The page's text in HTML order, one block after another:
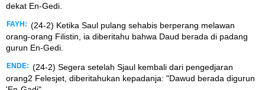
dekat En-Gedi.
FAYH: (24-2) Ketika Saul pulang sehabis berperang melawan
orang-orang Filistin, ia diberitahu bahwa Daud berada di padang
gurun En-Gedi.
ENDE: (24-2) Segera setelah Sjaul kembali dari pengedjaran
orang2 Felesjet, diberitahukan kepadanja: "Dawud berada digurun